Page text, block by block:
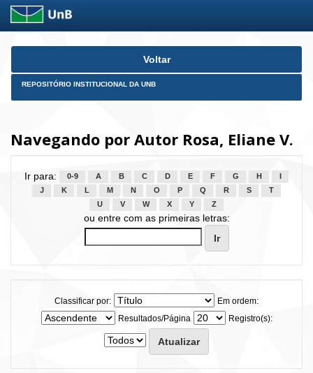
Skip
Voltar
REPOSITÓRIO INSTITUCIONAL DA UNB
Navegando por Autor Rosa, Eliane V.
Ir para: 0-9 A B C D E F G H
J
K L M N O P Q R S
T
U
V W X Y Z
ou entre com as primeiras letras:
Classificar por:
Em ordem:
Resultados/Página
Registro(s):